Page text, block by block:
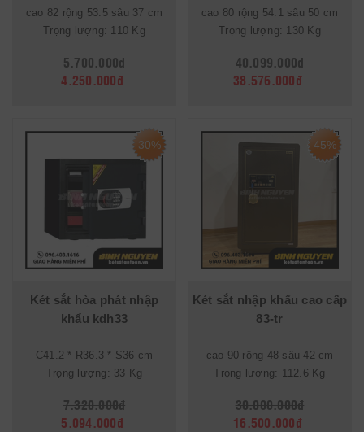
cao 82 rộng 53.5 sâu 37 cm
Trọng lượng: 110 Kg
5.700.000đ
4.250.000đ
cao 80 rộng 54.1 sâu 50 cm
Trọng lượng: 130 Kg
40.099.000đ
38.576.000đ
30%
Két sắt hòa phát nhập
khẩu kdh33
C41.2 * R36.3 * S36 cm
Trọng lượng: 33 Kg
7.320.000đ
5.094.000đ
45%
Két sắt nhập khẩu cao cấp
83-tr
cao 90 rộng 48 sâu 42 cm
Trọng lượng: 112.6 Kg
30.000.000đ
16.500.000đ